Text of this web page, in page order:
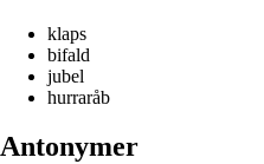
klaps
bifald
jubel
hurraråb
Antonymer